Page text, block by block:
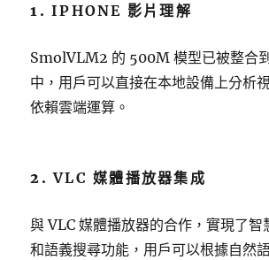
1.IPHONE 影片理解
SmolVLM2 的 500M 模型已被整合
中，用戶可以直接在本地設備上分析
依賴雲端運算。
2.VLC 媒體播放器集成
與 VLC 媒體播放器的合作，實現了智
和語義搜尋功能，用戶可以根據自然